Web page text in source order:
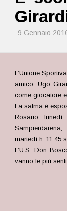
9 Gennaio
L’Unione
amico, Ugo
come giocatore
La salma è
Rosario
martedì h. 11.45
L’U.S. Don
vanno le più